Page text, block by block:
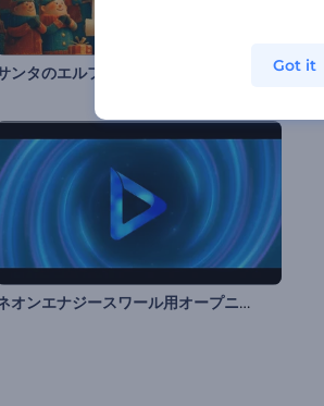
ンタのエルフのロゴ公開
ネオンエナジースワール用オープニング動画
Got it